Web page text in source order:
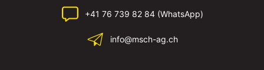
+41 76 739 82 84 (WhatsApp)
info@msch-ag.ch